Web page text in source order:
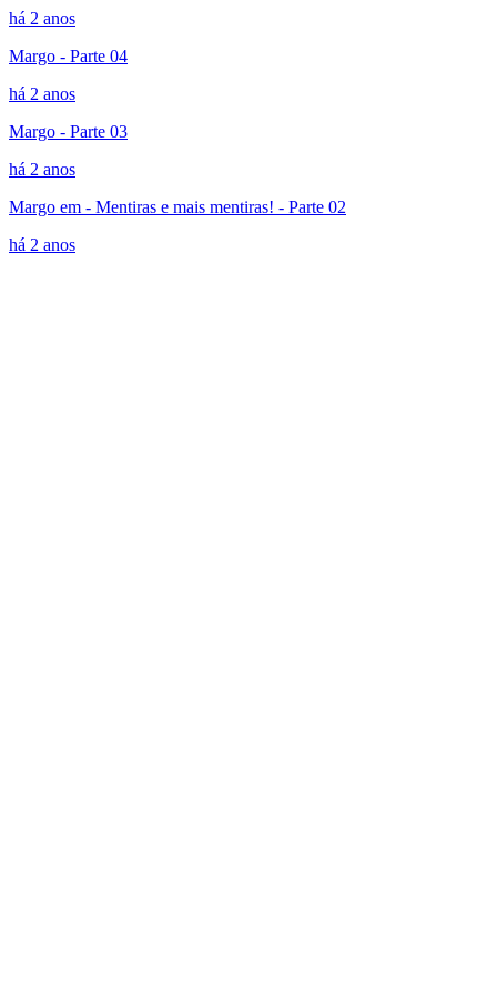
há 2 anos
Margo - Parte 04
há 2 anos
Margo - Parte 03
há 2 anos
Margo em - Mentiras e mais mentiras! - Parte 02
há 2 anos